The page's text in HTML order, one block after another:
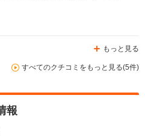
もっと見る
すべてのクチコミをもっと見る(5件)
報